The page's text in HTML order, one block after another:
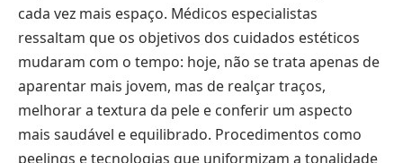
cada vez mais espaço. Médicos especialistas
ressaltam que os objetivos dos cuidados estéticos
mudaram com o tempo: hoje, não se trata apenas de
aparentar mais jovem, mas de realçar traços,
melhorar a textura da pele e conferir um aspecto
mais saudável e equilibrado. Procedimentos como
peelings e tecnologias que uniformizam a tonalidade